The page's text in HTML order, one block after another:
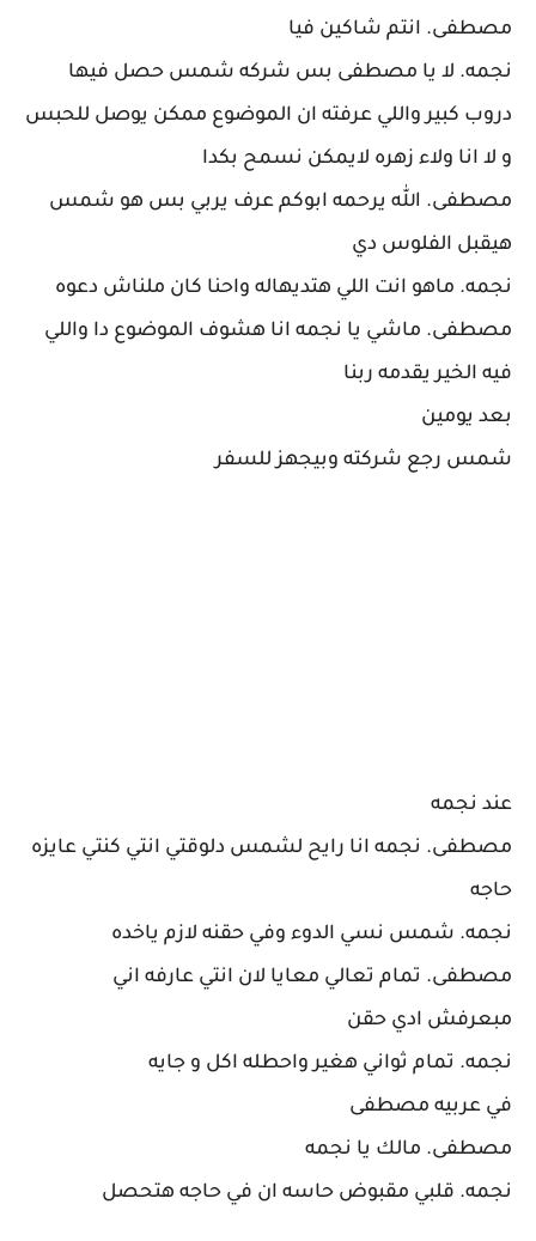
مصطفى. انتم شاكين فيا
نجمه. لا يا مصطفى بس شركه شمس حصل فيها
دروب كبير واللي عرفته ان الموضوع ممكن يوصل للحبس
و لا انا ولاء زهره لايمكن نسمح بكدا
مصطفى. الله يرحمه ابوكم عرف يربي بس هو شمس
هيقبل الفلوس دي
نجمه. ماهو انت اللي هتديهاله واحنا كان ملناش دعوه
مصطفى. ماشي يا نجمه انا هشوف الموضوع دا واللي
فيه الخير يقدمه ربنا
بعد يومين
شمس رجع شركته وبيجهز للسفر
عند نجمه
مصطفى. نجمه انا رايح لشمس دلوقتي انتي كنتي عايزه
حاجه
نجمه. شمس نسي الدوء وفي حقنه لازم ياخده
مصطفى. تمام تعالي معايا لان انتي عارفه اني
مبعرفش ادي حقن
نجمه. تمام ثواني هغير واحطله اكل و جايه
في عربيه مصطفى
مصطفى. مالك يا نجمه
نجمه. قلبي مقبوض حاسه ان في حاجه هتحصل